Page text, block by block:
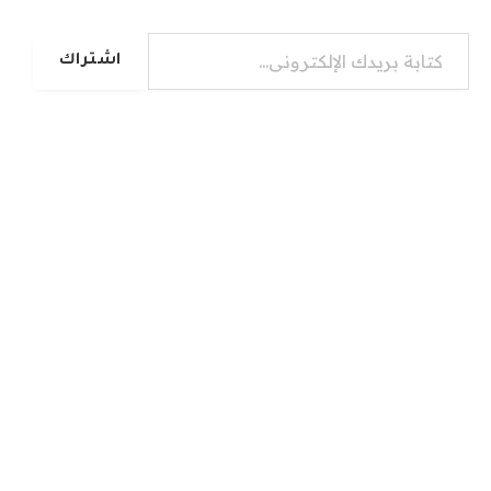
كتابة بريدك الإلكتروني...
اشتراك